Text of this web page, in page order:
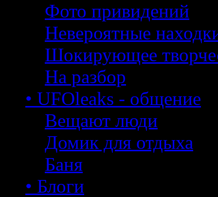
Фото привидений
Невероятные
Шокирующее
На разбор
• UFOleaks - общение
Вещают люди
Домик для отдыха
Баня
• Блоги